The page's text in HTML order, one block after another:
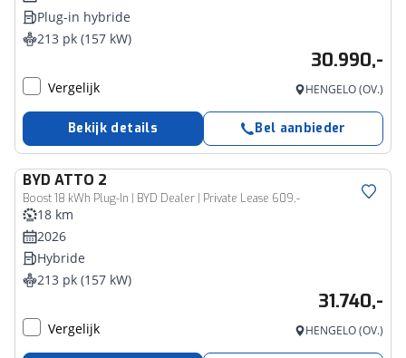
Plug-in hybride
213 pk (157 kW)
30.990,-
Vergelijk HENGELO (OV.)
Bekijk details Bel aanbieder
BYD ATTO 2
Boost 18 kWh Plug-In | BYD Dealer | Private Lease 609,-
18 km
2026
Hybride
213 pk (157 kW)
31.740,-
Vergelijk HENGELO (OV.)